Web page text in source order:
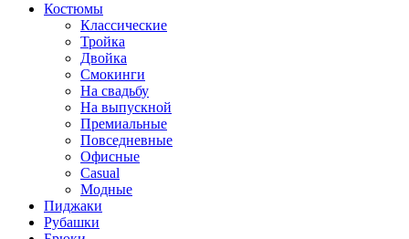
Костюмы
Классические
Тройка
Двойка
Смокинги
На свадьбу
На выпускной
Премиальные
Повседневные
Офисные
Casual
Модные
Пиджаки
Рубашки